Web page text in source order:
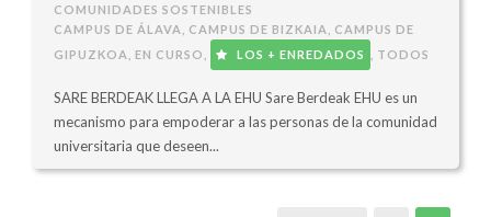
COMUNIDADES SOSTENIBLES
CAMPUS DE ÁLAVA
CAMPUS DE BIZKAIA
CAMPUS DE
GIPUZKOA
EN CURSO LOS + ENREDADOS TODOS
SARE BERDEAK LLEGA A LA EHU Sare Berdeak EHU es un
mecanismo para empoderar a las personas de la comunidad
universitaria que deseen...